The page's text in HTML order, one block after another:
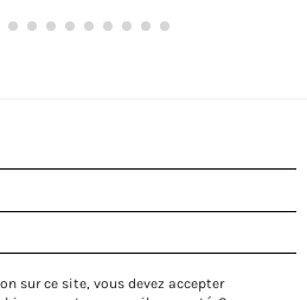
sur ce site, vous devez accepter